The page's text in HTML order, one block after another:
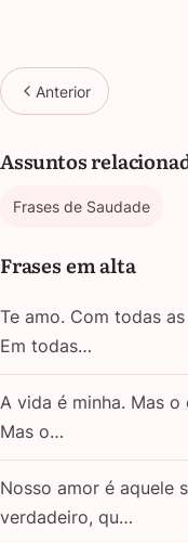
Anterior
Assuntos
Frases de Saudade
Frases em alta
Te amo. Com todas
Em todas…
A vida é minha. Mas o
Mas o…
Nosso amor é aquele
verdadeiro, qu…